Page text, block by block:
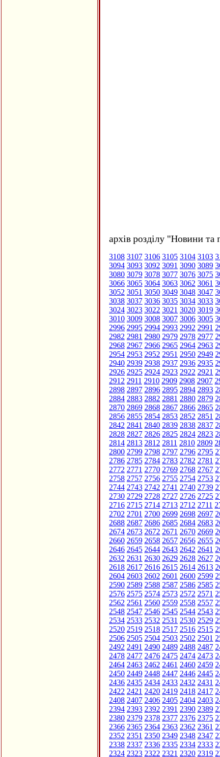
архів розділу "Новини та
3108 3107 3106 3105 3104 3103
3094 3093 3092 3091 3090 3089
3080 3079 3078 3077 3076 3075
3066 3065 3064 3063 3062 3061
3052 3051 3050 3049 3048 3047
3038 3037 3036 3035 3034 3033
3024 3023 3022 3021 3020 3019
3010 3009 3008 3007 3006 3005
2996 2995 2994 2993 2992 2991
2982 2981 2980 2979 2978 2977
2968 2967 2966 2965 2964 2963
2954 2953 2952 2951 2950 2949
2940 2939 2938 2937 2936 2935
2926 2925 2924 2923 2922 2921
2912 2911 2910 2909 2908 2907
2898 2897 2896 2895 2894 2893
2884 2883 2882 2881 2880 2879
2870 2869 2868 2867 2866 2865
2856 2855 2854 2853 2852 2851
2842 2841 2840 2839 2838 2837
2828 2827 2826 2825 2824 2823
2814 2813 2812 2811 2810 2809
2800 2799 2798 2797 2796 2795
2786 2785 2784 2783 2782 2781
2772 2771 2770 2769 2768 2767
2758 2757 2756 2755 2754 2753
2744 2743 2742 2741 2740 2739
2730 2729 2728 2727 2726 2725
2716 2715 2714 2713 2712 2711
2702 2701 2700 2699 2698 2697
2688 2687 2686 2685 2684 2683
2674 2673 2672 2671 2670 2669
2660 2659 2658 2657 2656 2655
2646 2645 2644 2643 2642 2641
2632 2631 2630 2629 2628 2627
2618 2617 2616 2615 2614 2613
2604 2603 2602 2601 2600 2599
2590 2589 2588 2587 2586 2585
2576 2575 2574 2573 2572 2571
2562 2561 2560 2559 2558 2557
2548 2547 2546 2545 2544 2543
2534 2533 2532 2531 2530 2529
2520 2519 2518 2517 2516 2515
2506 2505 2504 2503 2502 2501
2492 2491 2490 2489 2488 2487
2478 2477 2476 2475 2474 2473
2464 2463 2462 2461 2460 2459
2450 2449 2448 2447 2446 2445
2436 2435 2434 2433 2432 2431
2422 2421 2420 2419 2418 2417
2408 2407 2406 2405 2404 2403
2394 2393 2392 2391 2390 2389
2380 2379 2378 2377 2376 2375
2366 2365 2364 2363 2362 2361
2352 2351 2350 2349 2348 2347
2338 2337 2336 2335 2334 2333
2324 2323 2322 2321 2320 2319